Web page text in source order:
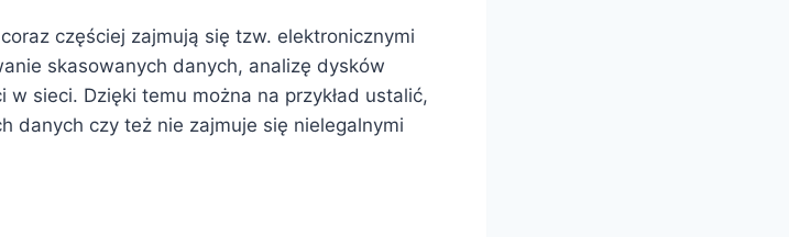
częściej zajmują się tzw. elektronicznymi
skasowanych danych, analizę dysków
sieci. Dzięki temu można na przykład ustalić,
danych czy też nie zajmuje się nielegalnymi